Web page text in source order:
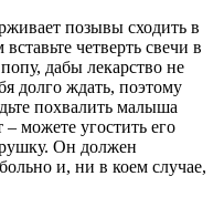
позывы сходить в
четверть свечи в
дабы лекарство не
долго ждать, поэтому
похвалить малыша
– можете угостить его
Он должен
и, ни в коем случае,